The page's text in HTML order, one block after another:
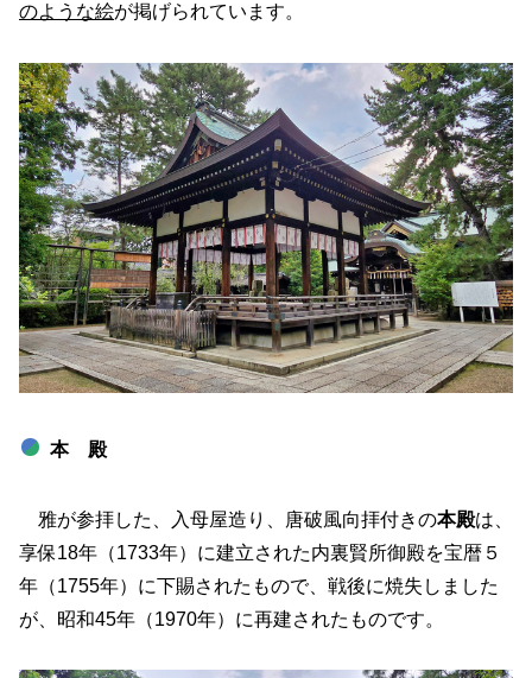
のような絵が掲げられています。
本 殿
雅が参拝した、入母屋造り、唐破風向拝付きの本殿は、
享保18年（1733年）に建立された内裏賢所御殿を宝暦５
年（1755年）に下賜されたもので、戦後に焼失しました
が、昭和45年（1970年）に再建されたものです。